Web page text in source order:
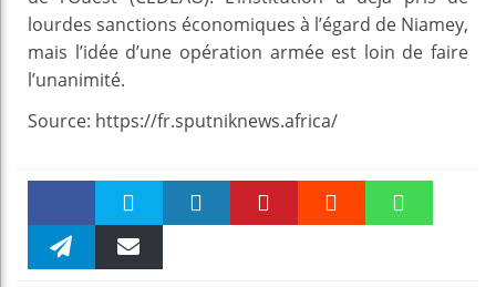
lourdes sanctions économiques à l’égard de Niamey,
mais l’idée d’une opération armée est loin de faire
l’unanimité.
Source: https://fr.sputniknews.africa/
Faceboo Twitter